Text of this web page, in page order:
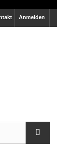
Anmelden